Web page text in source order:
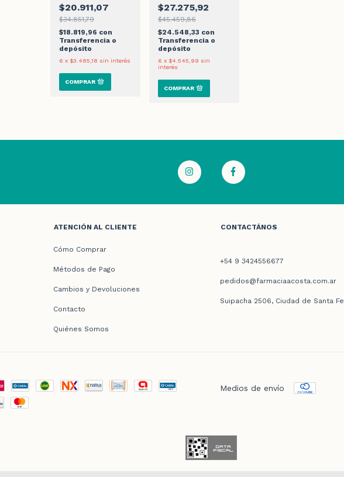
$20.911,07
$34.851,79
$18.819,96 con
Transferencia o
depósito
6 x $3.485,18 sin interés
$27.275,92
$45.459,86
$24.548,33 con
Transferencia o
depósito
6 x $4.545,99 sin
interés
ATENCIÓN AL CLIENTE
Cómo Comprar
Métodos de Pago
Cambios y Devoluciones
Contacto
Quiénes Somos
CONTACTÁNOS
+54 9 3424556677
pedidos@farmaciaacosta.com.ar
Suipacha 2506, Ciudad de Santa Fe
Medios de envío